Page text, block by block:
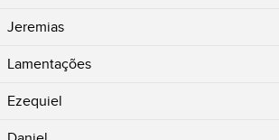
Jeremias
Lamentações
Ezequiel